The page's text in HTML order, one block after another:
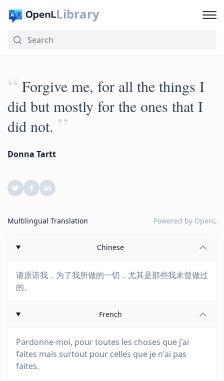
Library
“ Forgive me, for all the things I
did but mostly for the ones that I
did not. ”
Donna Tartt
Multilingual Translation Powered by OpenL
Chinese
请原谅我，为了我所做的一切，尤其是那些我未曾做过
的。
French
Pardonne-moi, pour toutes les choses que j'ai
faites mais surtout pour celles que je n'ai pas
faites.